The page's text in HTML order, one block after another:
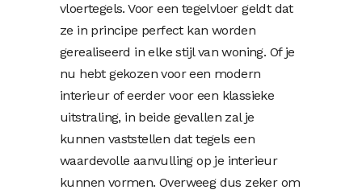
vloertegels. Voor een tegelvloer geldt dat
ze in principe perfect kan worden
gerealiseerd in elke stijl van woning. Of je
nu hebt gekozen voor een modern
interieur of eerder voor een klassieke
uitstraling, in beide gevallen zal je
kunnen vaststellen dat tegels een
waardevolle aanvulling op je interieur
kunnen vormen. Overweeg dus zeker om